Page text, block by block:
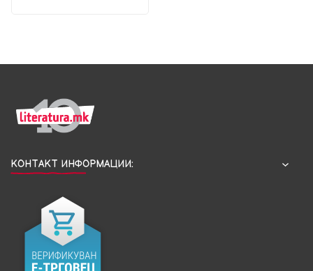
КОНТАКТ ИНФОРМАЦИИ: